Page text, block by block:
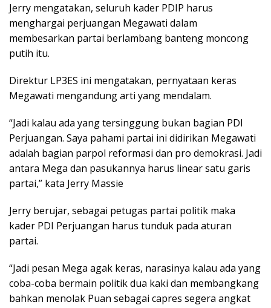
Jerry mengatakan, seluruh kader PDIP harus
menghargai perjuangan Megawati dalam
membesarkan partai berlambang banteng moncong
putih itu.
Direktur LP3ES ini mengatakan, pernyataan keras
Megawati mengandung arti yang mendalam.
“Jadi kalau ada yang tersinggung bukan bagian PDI
Perjuangan. Saya pahami partai ini didirikan Megawati
adalah bagian parpol reformasi dan pro demokrasi. Jadi
antara Mega dan pasukannya harus linear satu garis
partai,” kata Jerry Massie
Jerry berujar, sebagai petugas partai politik maka
kader PDI Perjuangan harus tunduk pada aturan
partai.
“Jadi pesan Mega agak keras, narasinya kalau ada yang
coba-coba bermain politik dua kaki dan membangkang
bahkan menolak Puan sebagai capres segera angkat